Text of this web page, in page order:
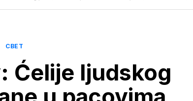
СВЕТ
Ćelije ljudskog